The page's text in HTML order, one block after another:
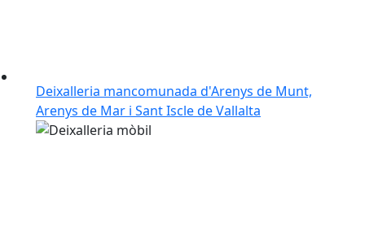
Deixalleria mancomunada d'Arenys de Munt,
Arenys de Mar i Sant Iscle de Vallalta